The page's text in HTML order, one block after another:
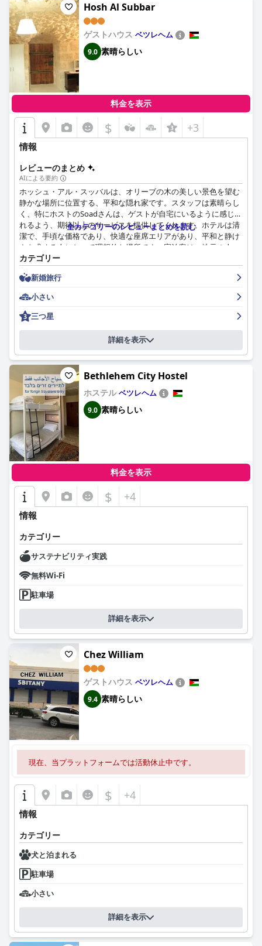
ベッドについては、快適で清潔だという意見が多い一方で、マッ
トレスの快適さに問題があるという意見もあります。全体とし
て、ほとんどのゲストにとって満足できると見なされています。
カリア・キブツ・ホテルのアクセシビリティは概ね高く評価され
ており、施設へのアクセスが容易で、親切なスタッフが障害のあ
るゲストにポジティブな体験を提供しています。
要約すると、カリア・キブツ・ホテルは、静かでアクセスしやす
い滞在を提供しており、リラックスと探検の両方に対応できるさ
まざまなアメニティを備えているため、家族連れやユニークな砂
漠環境でくつろぎたい人にとって魅力的な目的地となっていま
す。
Hosh Al Subbar
ゲストハウス ベツレヘム
9.0 素晴らしい
料金を表示
$ +3
情報
レビューのまとめ
AIによる要約
ホッシュ・アル・スッバルは、オリーブの木の美しい景色を望む
静かな場所に位置する、平和な隠れ家です。スタッフは素晴らし
く、特にホストのSoadさんは、ゲストが自宅にいるように感じら
れるよう、期待以上のサービスを提供してくれます。ホテルは清
潔で、手頃な価格であり、快適な座席エリアがあり、平和と静け
さを求める人にとって理想的な場所です。宿泊客は、地元の人々
と交流し、牧歌的な環境に浸る機会を高く評価しています。スタ
ッフはフレンドリーで親切、そして素晴らしいコミュニケーショ
ン能力を発揮し、非常に協力的です。全体的に、ホッシュ・ア
ル・スッバルは優れたサービスとコストパフォーマンスを提供し
ています。
全カテゴリーのレビューまとめを読む
カテゴリー
新婚旅行
小さい
三つ星
詳細を表示
Bethlehem City Hostel
ホステルベツレヘム
9.0 素晴らしい
料金を表示
$ +4
情報
カテゴリー
サステナビリティ実践
無料Wi-Fi
駐車場
詳細を表示
Chez William
ゲストハウス ベツレヘム
9.4 素晴らしい
現在、当プラットフォームでは活動休止中です。
$ +4
情報
カテゴリー
犬と泊まれる
駐車場
小さい
詳細を表示